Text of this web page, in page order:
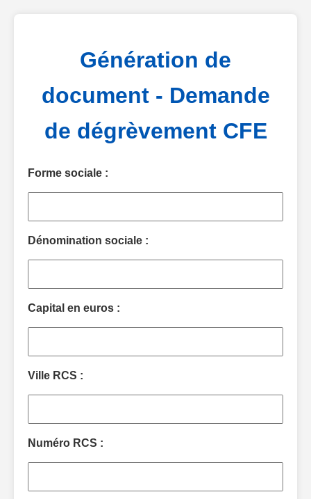
Génération de
document - Demande
de dégrèvement CFE
Forme sociale :
Dénomination sociale :
Capital en euros :
Ville RCS :
Numéro RCS :